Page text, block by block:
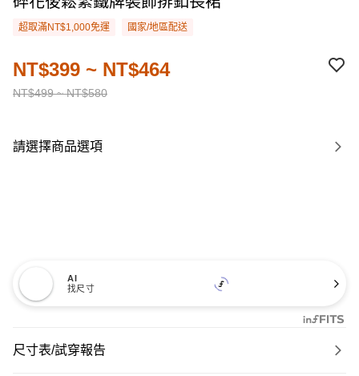
超取滿NT$1,000免運 國家/地區配送
NT$499 ~ NT$580
NT$399 ~ NT$464
請選擇商品選項
AI
找尺寸
尺寸表/試穿報告